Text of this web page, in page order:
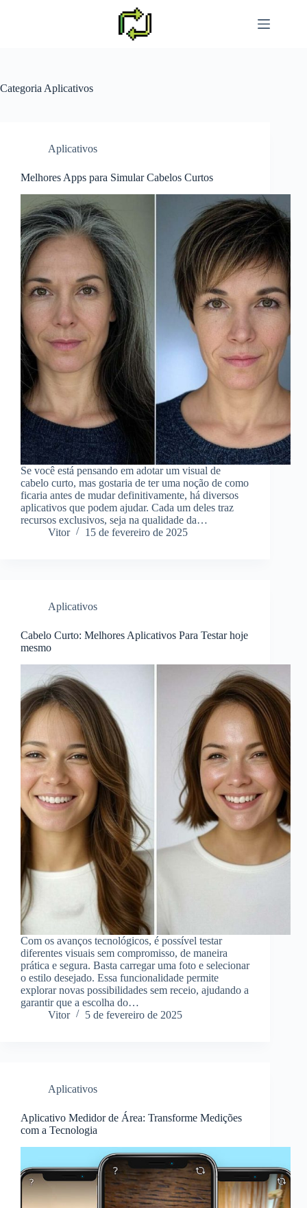
Categoria Aplicativos
Aplicativos
Melhores Apps para Simular Cabelos Curtos
Se você está pensando em adotar um visual de
cabelo curto, mas gostaria de ter uma noção de como
ficaria antes de mudar definitivamente, há diversos
aplicativos que podem ajudar. Cada um deles traz
recursos exclusivos, seja na qualidade da…
Vitor
15 de fevereiro de 2025
Aplicativos
Cabelo Curto: Melhores Aplicativos Para Testar hoje
mesmo
Com os avanços tecnológicos, é possível testar
diferentes visuais sem compromisso, de maneira
prática e segura. Basta carregar uma foto e selecionar
o estilo desejado. Essa funcionalidade permite
explorar novas possibilidades sem receio, ajudando a
garantir que a escolha do…
Vitor
5 de fevereiro de 2025
Aplicativos
Aplicativo Medidor de Área: Transforme Medições
com a Tecnologia